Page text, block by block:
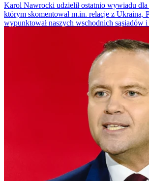
Karol Nawrocki udzielił ostatnio wywiadu
którym skomentował m.in. relacje z Ukrainą.
wypunktował naszych wschodnich sąsiadów i